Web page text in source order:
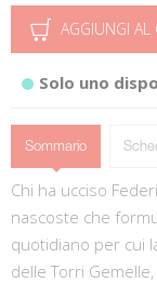
AGGIUNGI AL
Solo uno
Sommario
Chi ha ucciso
nascoste che
quotidiano per cui
delle Torri